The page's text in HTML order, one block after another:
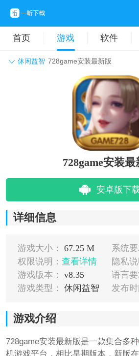
首页 游戏 软件
休闲益智 728game安装最新版
动作格斗 休闲
卡牌对战 音乐舞
挂机养成
728game安装最
安卓版下
详细信息
游戏大小： 67.25 M 系统要
权限说明： 查看详情 隐私说
游戏版本：
v8.35 语言要
游戏类型：
休闲益智 发布时
游戏介绍
728game安装最新版是一款集合多种
机游戏平台，相比早期版本，新版